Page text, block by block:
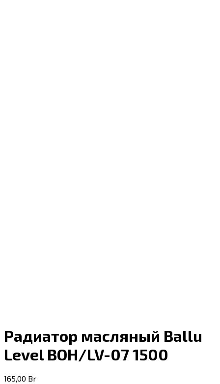
Радиатор масляный Ballu
Level BOH/LV-07 1500
165,00 Br